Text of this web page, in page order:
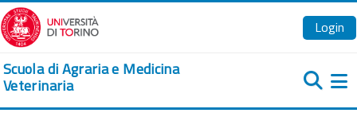
Vai al contenuto principale
Login
Scuola di Agraria e Medicina
Veterinaria